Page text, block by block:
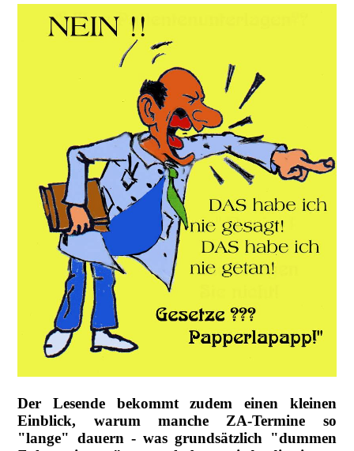
Der Lesende bekommt zudem einen kleinen
Einblick, warum manche ZA-Termine so
"lange" dauern - was grundsätzlich "dummen